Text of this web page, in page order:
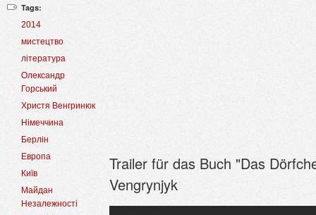
Tags:
2014
мистецтво
література
Олександр
Горський
Христя Венгринюк
Німеччина
Берлін
Европа
Київ
Майдан
Незалежності
Trailer für das Buch "Das
Vengrynjyk